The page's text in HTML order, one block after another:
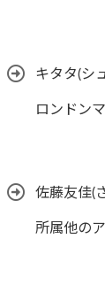
キタタ(シ
ロンドン
佐藤友佳(
所属他の